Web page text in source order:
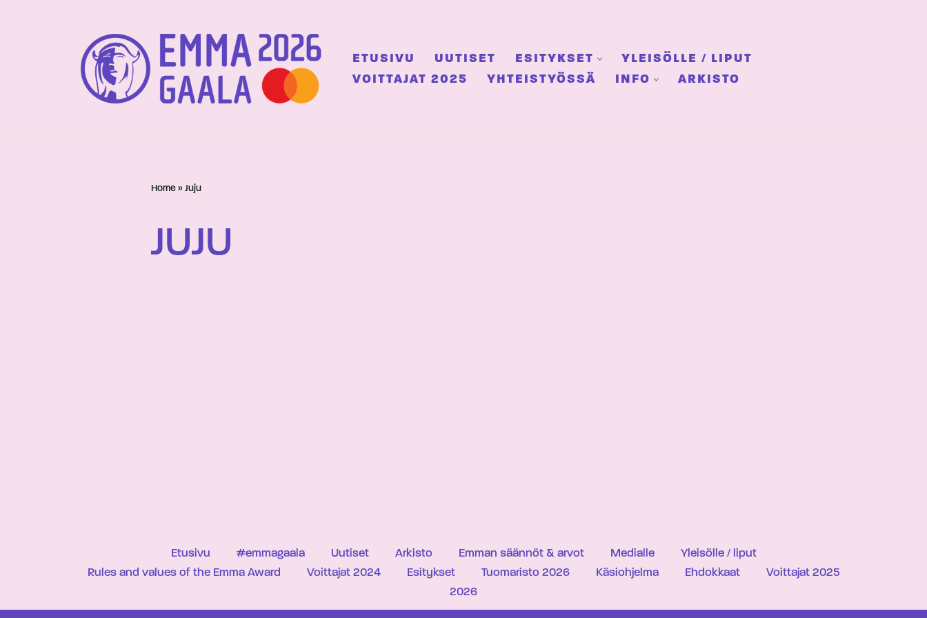
ETUSIVU UUTISET ESITYKSET
YLEISÖLLE / LIPUT
VOITTAJAT 2025
YHTEISTYÖSSÄ INFO ARKISTO
Home » Juju
JUJU
Etusivu #emmagaala Uutiset Arkisto Emman säännöt & arvot Medialle
Yleisölle / liput
Rules and values of the Emma Award
Voittajat 2024 Esitykset Tuomaristo 2026 Käsiohjelma Ehdokkaat
Voittajat 2025
2026